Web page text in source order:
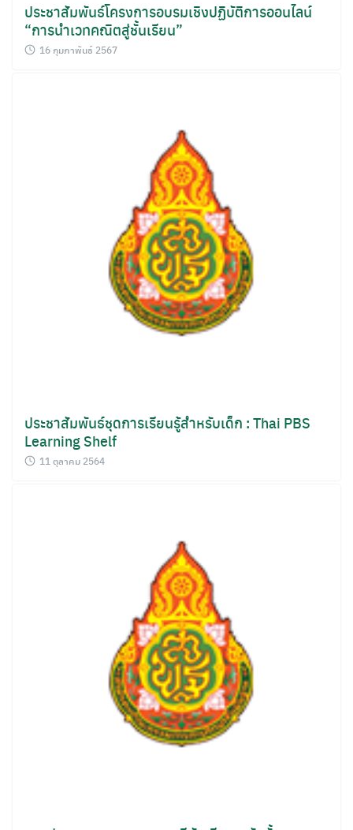
ประชาสัมพันธ์โครงการอบรมเชิงปฏิบัติการออนไลน์
“การนำเวทคณิตสู่ชั้นเรียน”
16 กุมภาพันธ์ 2567
ประชาสัมพันธ์ชุดการเรียนรู้สำหรับเด็ก : Thai PBS
Learning Shelf
11 ตุลาคม 2564